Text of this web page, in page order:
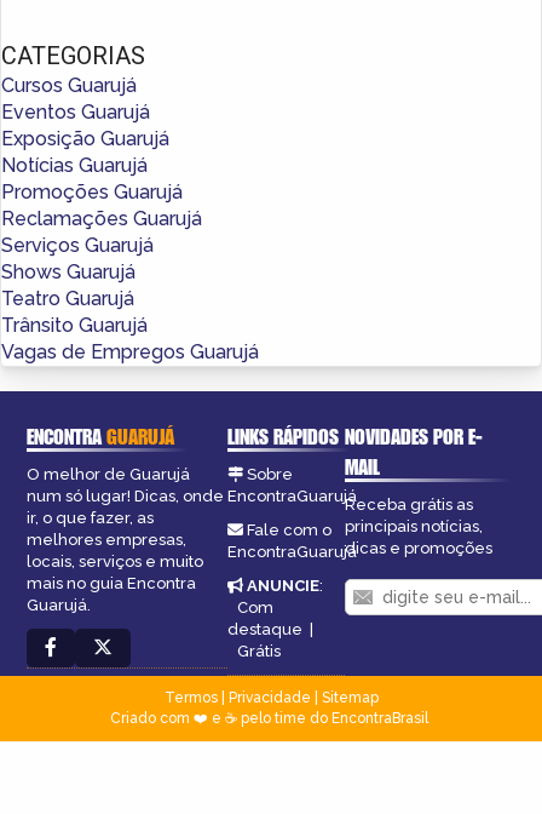
CATEGORIAS
Cursos Guarujá
Eventos Guarujá
Exposição Guarujá
Notícias Guarujá
Promoções Guarujá
Reclamações Guarujá
Serviços Guarujá
Shows Guarujá
Teatro Guarujá
Trânsito Guarujá
Vagas de Empregos Guarujá
ENCONTRAGUARUJÁ
O melhor de Guarujá
num só lugar! Dicas, onde
ir, o que fazer, as
melhores empresas,
locais, serviços e muito
mais no guia Encontra
Guarujá.
LINKS RÁPIDOS
Sobre
EncontraGuarujá
Fale com o
EncontraGuarujá
ANUNCIE:
Com
destaque
Grátis
NOVIDADES POR E-
MAIL
Receba grátis as
principais notícias,
dicas e promoções
Termos| Privacidade
Sitemap
Criado com ❤️ e ☕ pelo time do EncontraBrasil